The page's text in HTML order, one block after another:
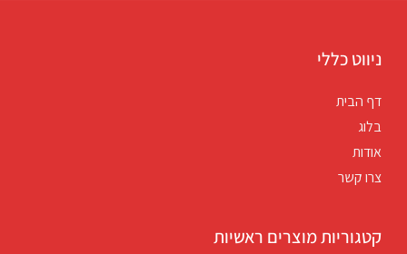
ניווט כללי
דף הבית
בלוג
אודות
צרו קשר
קטגוריות מוצרים ראשיות